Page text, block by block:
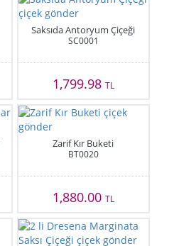
Saksıda Antoryum Çiçeği
SC0001
1,799.98 TL
Zarif Kır Buketi
BT0020
1,880.00 TL